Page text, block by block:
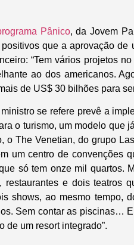
Pânico, da Jovem
que a aprovação
“Tem vários projetos
ao dos americanos.
de US$ 30 bilhões para
se refere prevê a
o turismo, um modelo que
o The Venetian, do grupo
um centro de convenções
só tem onze mil quartos.
restaurantes e dois teatros
shows, ao mesmo tempo,
Sem contar as piscinas…
de um resort integrado”.